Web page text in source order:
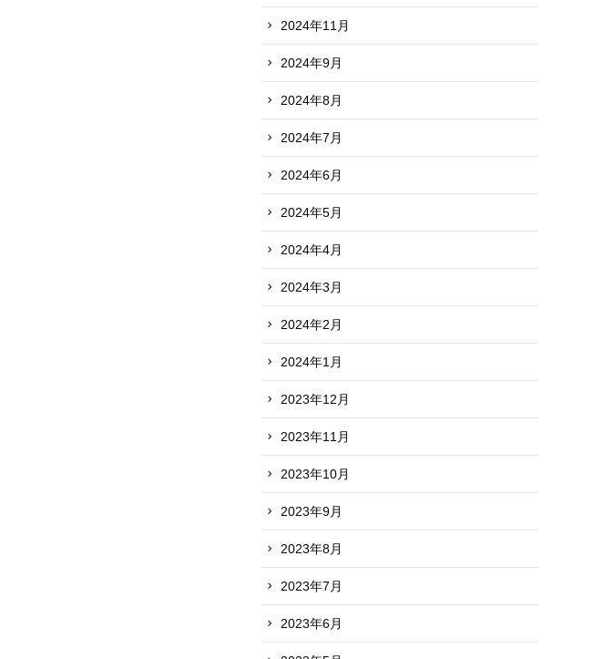
2024年11月
2024年9月
2024年8月
2024年7月
2024年6月
2024年5月
2024年4月
2024年3月
2024年2月
2024年1月
2023年12月
2023年11月
2023年10月
2023年9月
2023年8月
2023年7月
2023年6月